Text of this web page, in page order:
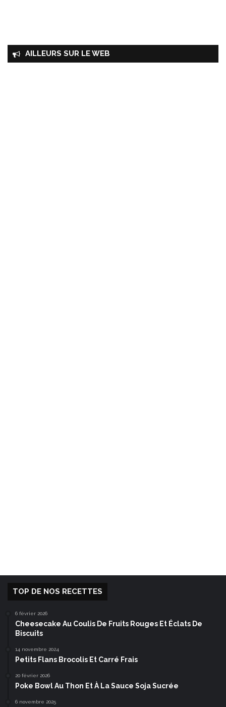
AILLEURS SUR LE WEB
TOP DE NOS RECETTES
6 février 2026
Cheesecake Au Coulis De Fruits Rouges Et Éclats De
Biscuits
14 novembre 2024
Petits Flans Brocolis Et Carré Frais
20 février 2026
Poke Bowl Au Thon Et À La Sauce Soja Sucrée
6 novembre 2025